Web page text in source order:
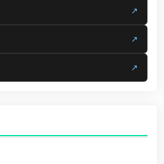
↗
↗
↗